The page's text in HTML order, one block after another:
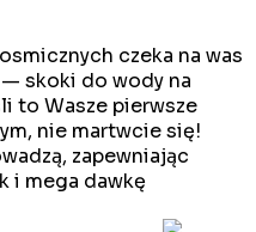
czeka na was
skoki do wody na
to Wasze pierwsze
nie martwcie się!
zapewniając
i mega dawkę